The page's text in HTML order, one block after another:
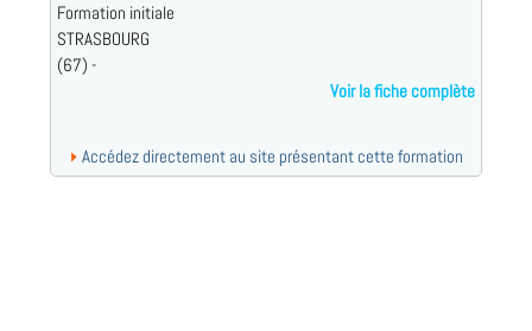
Formation initiale
STRASBOURG
(67) -
Voir la fiche complète
Accédez directement au site présentant cette formation